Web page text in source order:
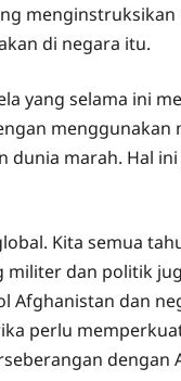
di negara itu.
yang selama ini
menggunakan
dunia marah. Hal
Kita semua
dan politik
Afghanistan dan
perlu
dengan